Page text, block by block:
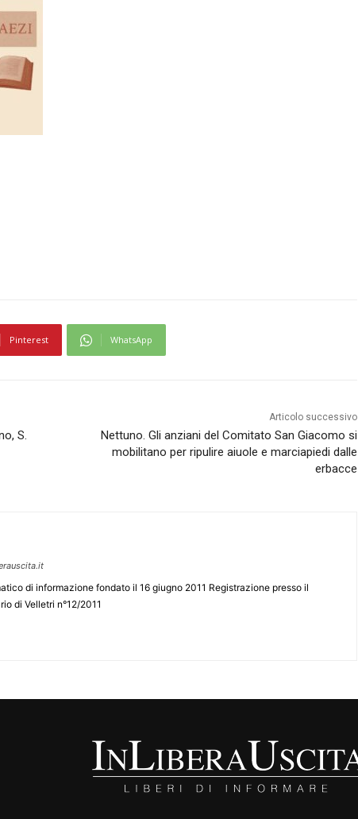
Pinterest WhatsApp
S.
Articolo successivo
Nettuno. Gli anziani del Comitato San Giacomo si
mobilitano per ripulire aiuole e marciapiedi dalle
erbacce
di informazione fondato il 16 giugno 2011 Registrazione presso il
di Velletri n°12/2011